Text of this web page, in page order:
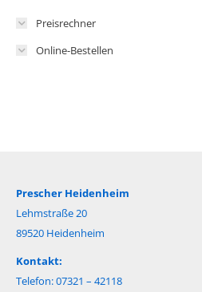
Preisrechner
Online-Bestellen
Prescher Heidenheim
Lehmstraße 20
89520 Heidenheim
Kontakt:
Telefon: 07321 – 42118